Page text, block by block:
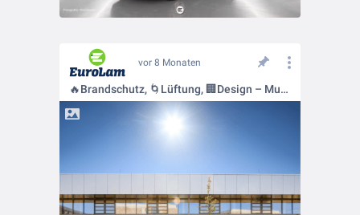
vor 8 Monaten
🔥Brandschutz, 🌀Lüftung, 🏢Design – Multifunktionalität in der Fassade